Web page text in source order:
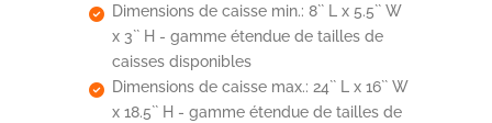
Dimensions de caisse min.: 8`` L x 5.5`` W
x 3`` H - gamme étendue de tailles de
caisses disponibles
Dimensions de caisse max.: 24`` L x 16`` W
x 18.5`` H - gamme étendue de tailles de